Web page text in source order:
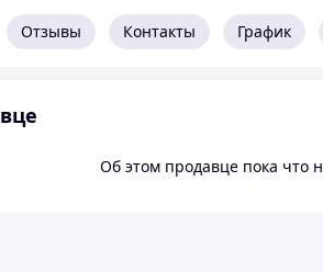
Отзывы Контакты График
Об этом продавце пока что